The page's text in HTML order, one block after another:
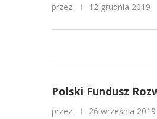
przez 12 grudnia 2019
Polski Fundusz
przez 26 września 2019